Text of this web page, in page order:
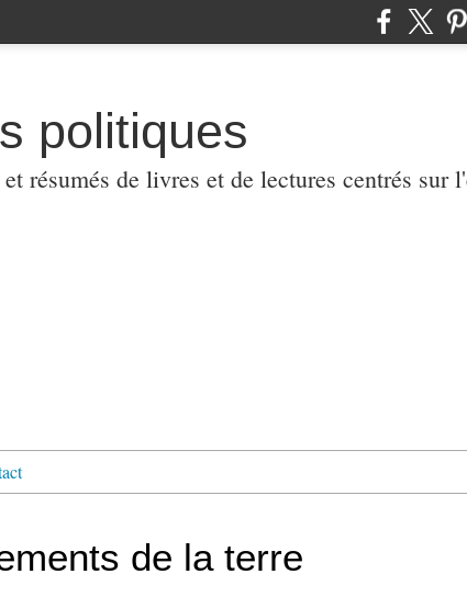
politiques
résumés de livres et de lectures centrés
de la terre